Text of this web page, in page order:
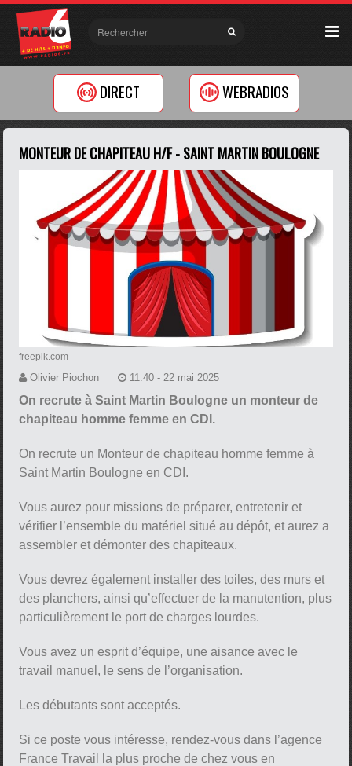
DIRECT WEBRADIOS
MONTEUR DE CHAPITEAU H/F - SAINT MARTIN BOULOGNE
freepik.com
Olivier Piochon 11:40 - 22 mai 2025
On recrute à Saint Martin Boulogne un monteur de
chapiteau homme femme en CDI.
On recrute un Monteur de chapiteau homme femme à
Saint Martin Boulogne en CDI.
Vous aurez pour missions de préparer, entretenir et
vérifier l’ensemble du matériel situé au dépôt, et aurez a
assembler et démonter des chapiteaux.
Vous devrez également installer des toiles, des murs et
des planchers, ainsi qu’effectuer de la manutention, plus
particulièrement le port de charges lourdes.
Vous avez un esprit d’équipe, une aisance avec le
travail manuel, le sens de l’organisation.
Les débutants sont acceptés.
Si ce poste vous intéresse, rendez-vous dans l’agence
France Travail la plus proche de chez vous en